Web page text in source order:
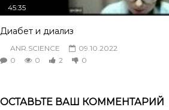
45:35
Диабет и диализ
ANR.SCIENCE
09.10.2022
0
0 2 0
ОСТАВЬТЕ ВАШ КОММЕНТАРИЙ